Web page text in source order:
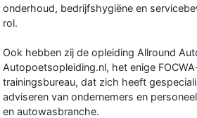
onderhoud, bedrijfshygiëne en
rol.
Ook hebben zij de opleiding Allround
Autopoetsopleiding.nl, het enige
trainingsbureau, dat zich heeft
adviseren van ondernemers en
en autowasbranche.